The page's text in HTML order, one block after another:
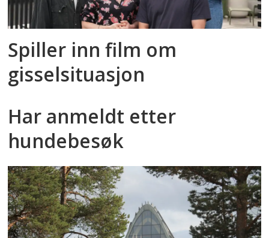
Spiller inn film om
gisselsituasjon
Har anmeldt etter
hundebesøk